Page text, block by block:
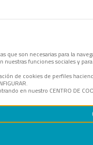
que son necesarias para la
nuestras funciones sociales y
de cookies de perfiles
en nuestro CENTRO DE